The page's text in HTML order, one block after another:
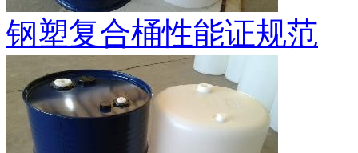
钢塑复合桶性能证规范